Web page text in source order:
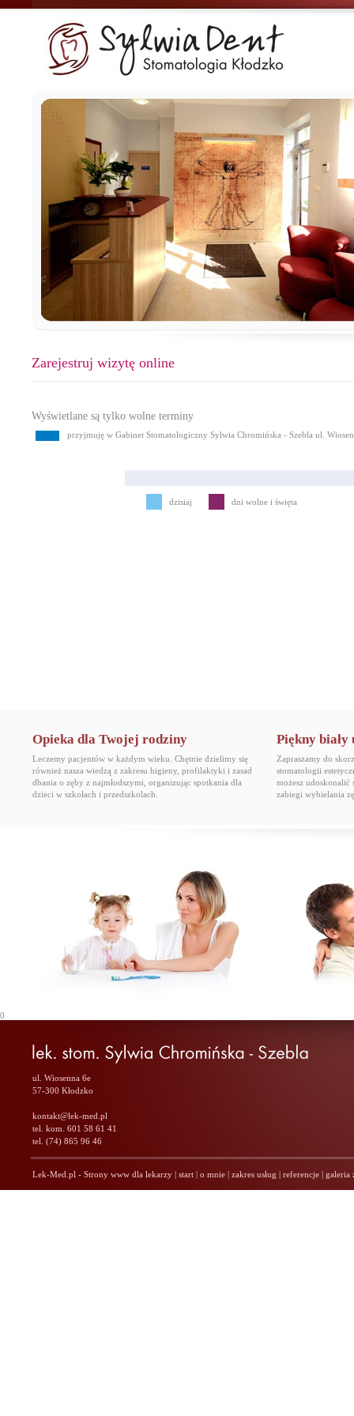
Zarejestruj wizytę online
Wyświetlane są tylko wolne terminy
przyjmuję w Gabinet Stomatologiczny Sylwia Chromińska - Szebla ul.
dzisiaj dni wolne i święta
Opieka dla Twojej rodziny
Leczemy pacjentów w każdym wieku. Chętnie dzielimy się
również nasza wiedzą z zakresu higieny, profilaktyki i zasad
dbania o zęby z najmłodszymi, organizując spotkania dla
dzieci w szkołach i przedszkolach.
Piękny biały
Zapraszamy do
stomatologii
możesz udoskonalić
zabiegi wybielania
0
ul. Wiosenna 6e
57-300 Kłodzko
kontakt@lek-med.pl
tel. kom. 601 58 61 41
tel. (74) 865 96 46
Lek-Med.pl - Strony www dla lekarzy | start | o mnie | zakres usług | referencje | galeria